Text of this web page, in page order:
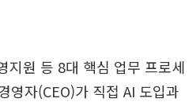
지원 등 8대 핵심 업무 프로세
영자(CEO)가 직접 AI 도입과